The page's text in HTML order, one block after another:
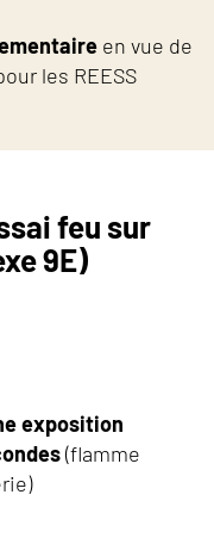
en vue de
les REESS
feu sur
9E)
exposition
(flamme